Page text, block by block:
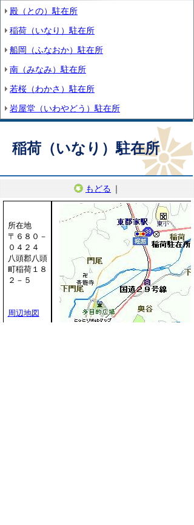
殿（との）駐在所
稲荷（いなり）駐在所
船岡（ふなおか）駐在所
南（みなみ）駐在所
若桜（わかさ）駐在所
岩屋堂（いわやどう）駐在所
稲荷（いなり）駐在所
もどる ｜
所在地
〒６８０－
０４２４
八頭郡八頭
町稲荷１８
２－５
周辺地図